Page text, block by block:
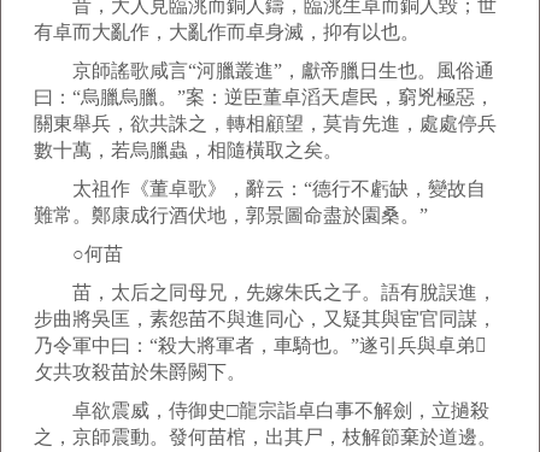
昔，大人見臨洮而銅人鑄，臨洮生卓而銅人毀；世
有卓而大亂作，大亂作而卓身滅，抑有以也。
京師謠歌咸言“河臘叢進”，獻帝臘日生也。風俗通
曰：“烏臘烏臘。”案：逆臣董卓滔天虐民，窮兇極惡，
關東舉兵，欲共誅之，轉相顧望，莫肯先進，處處停兵
數十萬，若烏臘蟲，相隨橫取之矣。
太祖作《董卓歌》，辭云：“德行不虧缺，變故自
難常。鄭康成行酒伏地，郭景圖命盡於園桑。”
○何苗
苗，太后之同母兄，先嫁朱氏之子。語有脫誤進，
步曲將吳匡，素怨苗不與進同心，又疑其與宦官同謀，
乃令軍中曰：“殺大將軍者，車騎也。”遂引兵與卓弟
攵共攻殺苗於朱爵闕下。
卓欲震威，侍御史□龍宗詣卓白事不解劍，立撾殺
之，京師震動。發何苗棺，出其尸，枝解節棄於道邊。